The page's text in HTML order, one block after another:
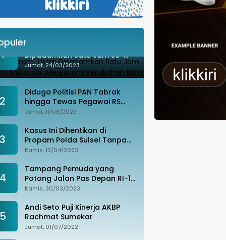
1
Besok Malam! Listrik
Dipadamkan Satu Jam se-
Kota Makassar: Merespons
Perubahan Iklim
Jumat, 24/03/2023
2
Diduga Politisi PAN Tabrak
hingga Tewas Pegawai RS
Wahidin, Istri Korban: Kami
Jumat, 11/08/2023
3
Kasus Ini Dihentikan di
Propam Polda Sulsel Tanpa
Kejelasan, Ada Apa?
Kamis, 13/04/2023
Tampang Pemuda yang
Potong Jalan Pas Depan RI-1
di Makassar Ditangkap,
Kamis, 30/03/2023
Andi Seto Puji Kinerja AKBP
Rachmat Sumekar
Jumat, 01/07/2022